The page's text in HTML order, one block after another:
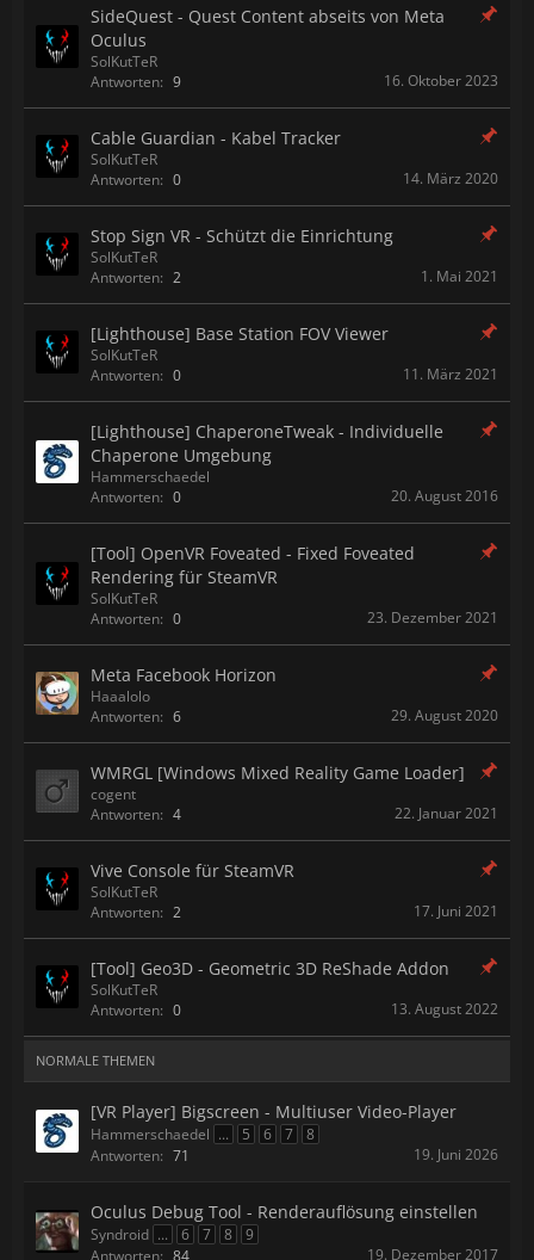
SideQuest - Quest Content abseits von Meta
Oculus
SolKutTeR
Antworten: 9 16. Oktober 2023
Cable Guardian - Kabel Tracker
SolKutTeR
Antworten: 0 14. März 2020
Stop Sign VR - Schützt die Einrichtung
SolKutTeR
Antworten: 2 1. Mai 2021
[Lighthouse] Base Station FOV Viewer
SolKutTeR
Antworten: 0 11. März 2021
[Lighthouse] ChaperoneTweak - Individuelle
Chaperone Umgebung
Hammerschaedel
Antworten: 0 20. August 2016
[Tool] OpenVR Foveated - Fixed Foveated
Rendering für SteamVR
SolKutTeR
Antworten: 0 23. Dezember 2021
Meta Facebook Horizon
Haaalolo
Antworten: 6 29. August 2020
WMRGL [Windows Mixed Reality Game Loader]
cogent
Antworten: 4 22. Januar 2021
Vive Console für SteamVR
SolKutTeR
Antworten: 2 17. Juni 2021
[Tool] Geo3D - Geometric 3D ReShade Addon
SolKutTeR
Antworten: 0 13. August 2022
NORMALE THEMEN
[VR Player] Bigscreen - Multiuser Video-Player
Hammerschaedel ... 5 6 7
8
Antworten: 71 19. Juni 2026
Oculus Debug Tool - Renderauflösung einstellen
Syndroid ... 6 7 8
9
Antworten: 84 19. Dezember 2017